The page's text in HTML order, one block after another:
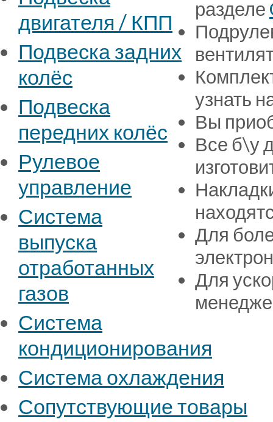
разделе
узнать
Вы
Все б\у
Для
Для
двигателя / КПП
Подвеска задних
колёс
Подвеска
передних колёс
Рулевое
управление
Система
выпуска
отработанных
газов
Система
кондиционирования
Система охлаждения
Сопутствующие товары